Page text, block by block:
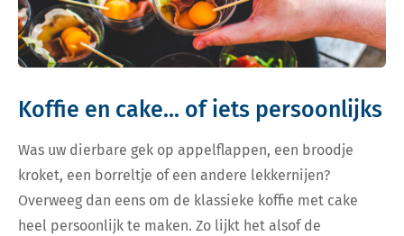
Koffie en cake... of iets persoonlijks
Was uw dierbare gek op appelflappen, een broodje
kroket, een borreltje of een andere lekkernijen?
Overweeg dan eens om de klassieke koffie met cake
heel persoonlijk te maken. Zo lijkt het alsof de